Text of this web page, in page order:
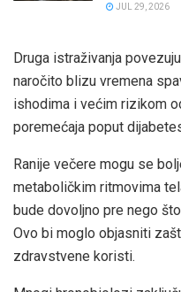
JUL 29, 2026
Druga istraživanja
naročito blizu vremena
ishodima i većim rizikom
poremećaja poput
Ranije večere mogu se
metaboličkim ritmovima
bude dovoljno pre nego
Ovo bi moglo objasniti
zdravstvene koristi.